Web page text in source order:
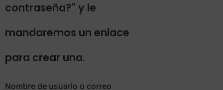
contraseña?" y le
mandaremos un enlace
para crear una.
Nombre de usuario o correo